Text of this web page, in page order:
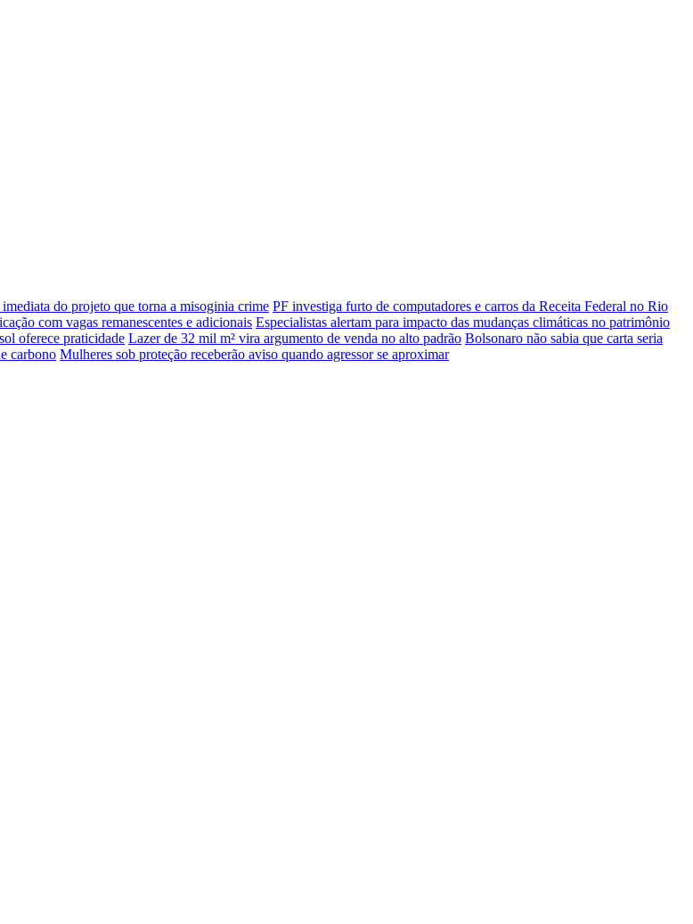
do projeto que torna a misoginia crime PF investiga furto de computadores e carros da Receita Federal no Rio
com vagas remanescentes e adicionais Especialistas alertam para impacto das mudanças climáticas no patrimônio
oferece praticidade Lazer de 32 mil m² vira argumento de venda no alto padrão Bolsonaro não sabia que carta seria
carbono Mulheres sob proteção receberão aviso quando agressor se aproximar